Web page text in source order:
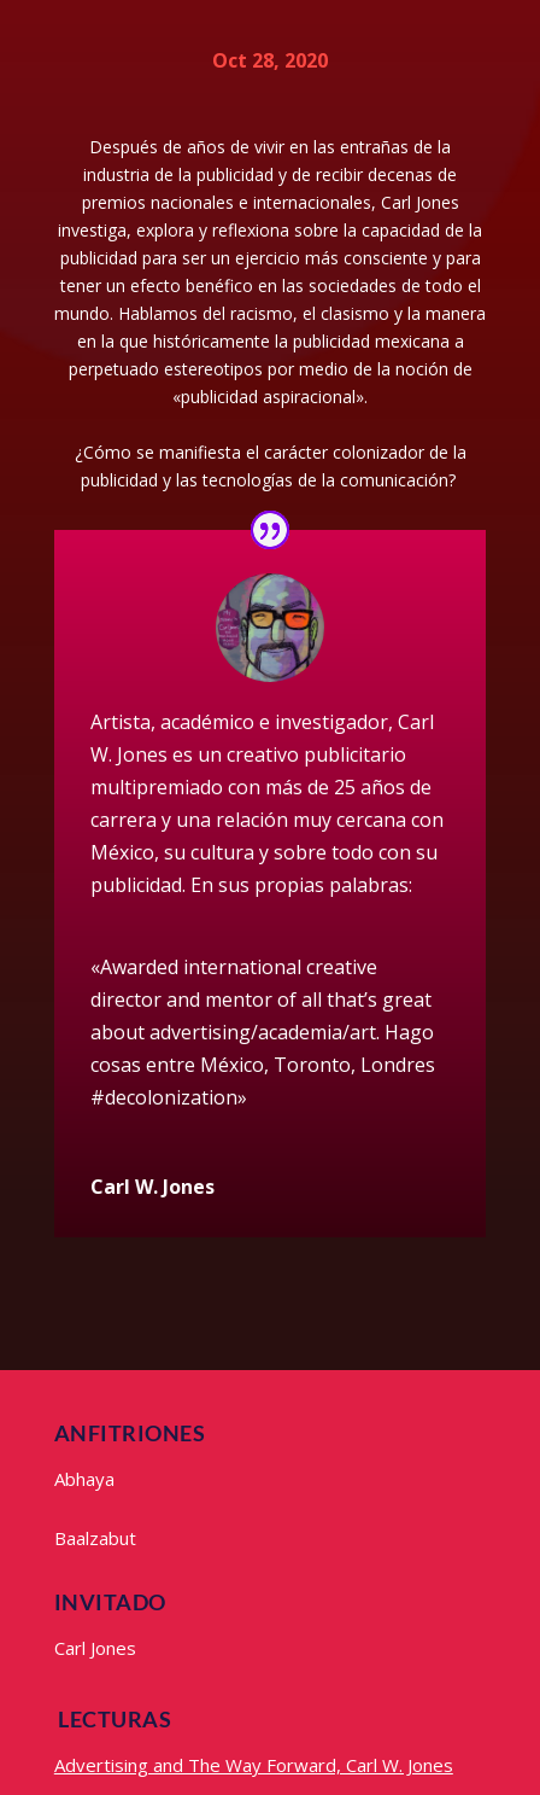
Oct 28, 2020
Después de años de vivir en las entrañas de la
industria de la publicidad y de recibir decenas de
premios nacionales e internacionales, Carl Jones
investiga, explora y reflexiona sobre la capacidad de la
publicidad para ser un ejercicio más consciente y para
tener un efecto benéfico en las sociedades de todo el
mundo. Hablamos del racismo, el clasismo y la manera
en la que históricamente la publicidad mexicana a
perpetuado estereotipos por medio de la noción de
«publicidad aspiracional».
¿Cómo se manifiesta el carácter colonizador de la
publicidad y las tecnologías de la comunicación?
Artista, académico e investigador, Carl
W. Jones es un creativo publicitario
multipremiado con más de 25 años de
carrera y una relación muy cercana con
México, su cultura y sobre todo con su
publicidad. En sus propias palabras:
«Awarded international creative
director and mentor of all that’s great
about advertising/academia/art. Hago
cosas entre México, Toronto, Londres
#decolonization»
Carl W. Jones
ANFITRIONES
Abhaya
Baalzabut
INVITADO
Carl Jones
LECTURAS
Advertising and The Way Forward, Carl W. Jones